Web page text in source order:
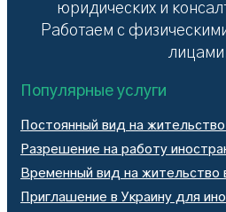
юридических и
Работаем с
Популярные услуги
Постоянный вид на жительство
Разрешение на работу
Временный вид на жительство
Приглашение в Украину для